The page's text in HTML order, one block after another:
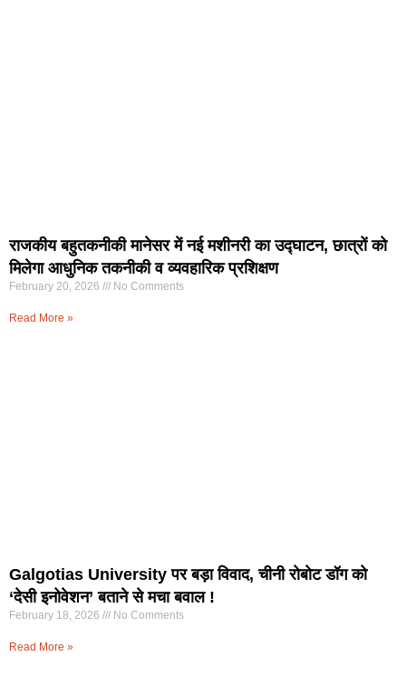
राजकीय बहुतकनीकी मानेसर में नई मशीनरी का उद्घाटन, छात्रों को
मिलेगा आधुनिक तकनीकी व व्यवहारिक प्रशिक्षण
February 20, 2026 No Comments
Read More »
Galgotias University पर बड़ा विवाद, चीनी रोबोट डॉग को
‘देसी इनोवेशन’ बताने से मचा बवाल !
February 18, 2026 No Comments
Read More »